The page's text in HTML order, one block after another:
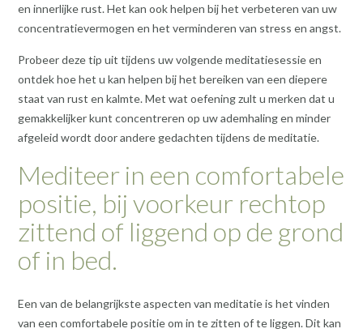
en innerlijke rust. Het kan ook helpen bij het verbeteren van uw
concentratievermogen en het verminderen van stress en angst.
Probeer deze tip uit tijdens uw volgende meditatiesessie en
ontdek hoe het u kan helpen bij het bereiken van een diepere
staat van rust en kalmte. Met wat oefening zult u merken dat u
gemakkelijker kunt concentreren op uw ademhaling en minder
afgeleid wordt door andere gedachten tijdens de meditatie.
Mediteer in een comfortabele
positie, bij voorkeur rechtop
zittend of liggend op de grond
of in bed.
Een van de belangrijkste aspecten van meditatie is het vinden
van een comfortabele positie om in te zitten of te liggen. Dit kan